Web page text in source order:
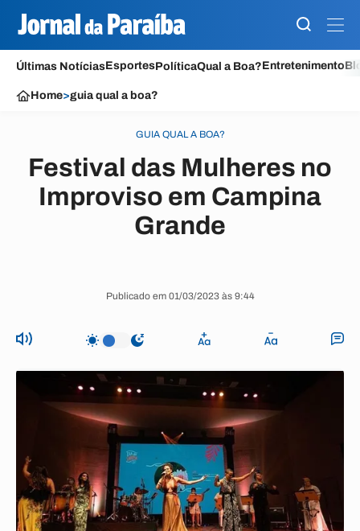
Últimas NotíciasEsportesPolíticaQual a Boa?Entretenimento
Home>guia qual a boa?
GUIA QUAL A BOA?
Festival das Mulheres no
Improviso em Campina
Grande
Publicado em 01/03/2023 às 9:44